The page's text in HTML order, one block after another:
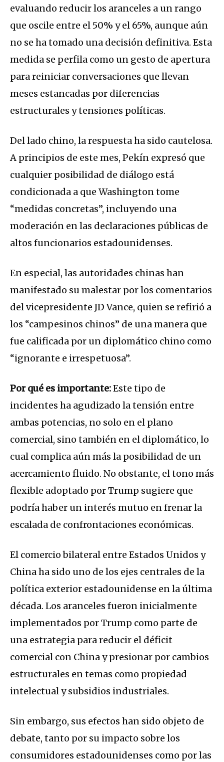
evaluando reducir los aranceles a un rango
que oscile entre el 50% y el 65%, aunque aún
no se ha tomado una decisión definitiva. Esta
medida se perfila como un gesto de apertura
para reiniciar conversaciones que llevan
meses estancadas por diferencias
estructurales y tensiones políticas.
Del lado chino, la respuesta ha sido cautelosa.
A principios de este mes, Pekín expresó que
cualquier posibilidad de diálogo está
condicionada a que Washington tome
“medidas concretas”, incluyendo una
moderación en las declaraciones públicas de
altos funcionarios estadounidenses.
En especial, las autoridades chinas han
manifestado su malestar por los comentarios
del vicepresidente JD Vance, quien se refirió a
los “campesinos chinos” de una manera que
fue calificada por un diplomático chino como
“ignorante e irrespetuosa”.
Por qué es importante:Este tipo de
incidentes ha agudizado la tensión entre
ambas potencias, no solo en el plano
comercial, sino también en el diplomático, lo
cual complica aún más la posibilidad de un
acercamiento fluido. No obstante, el tono más
flexible adoptado por Trump sugiere que
podría haber un interés mutuo en frenar la
escalada de confrontaciones económicas.
El comercio bilateral entre Estados Unidos y
China ha sido uno de los ejes centrales de la
política exterior estadounidense en la última
década. Los aranceles fueron inicialmente
implementados por Trump como parte de
una estrategia para reducir el déficit
comercial con China y presionar por cambios
estructurales en temas como propiedad
intelectual y subsidios industriales.
Sin embargo, sus efectos han sido objeto de
debate, tanto por su impacto sobre los
consumidores estadounidenses como por las